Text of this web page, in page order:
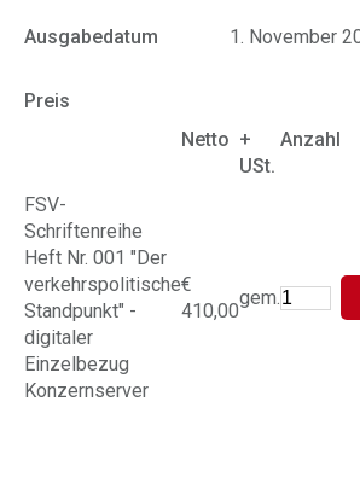
Ausgabedatum 1. November
Preis
Netto +
USt.
Anzahl
FSV-
Schriftenreihe
Heft Nr. 001 "Der
verkehrspolitische
Standpunkt" -
digitaler
Einzelbezug
Konzernserver
€
410,00
gem.